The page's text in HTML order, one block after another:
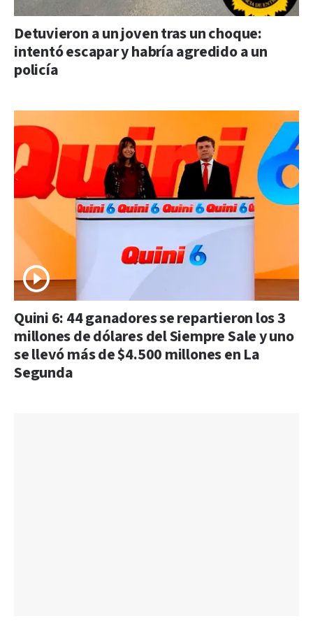
Detuvieron a un joven tras un choque:
intentó escapar y habría agredido a un
policía
Quini 6: 44 ganadores se repartieron los 3
millones de dólares del Siempre Sale y uno
se llevó más de $4.500 millones en La
Segunda